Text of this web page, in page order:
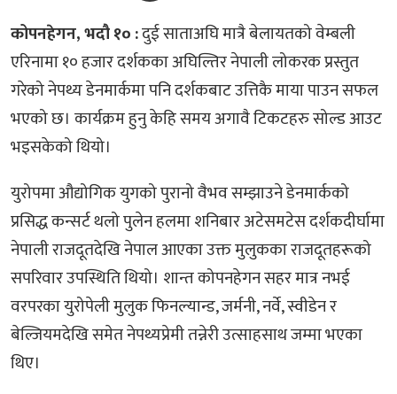
कोपनहेगन, भदौ १० :दुई साताअघि मात्रै बेलायतको वेम्बली
एरिनामा १० हजार दर्शकका अघिल्तिर नेपाली लोकरक प्रस्तुत
गरेको नेपथ्य डेनमार्कमा पनि दर्शकबाट उत्तिकै माया पाउन सफल
भएको छ। कार्यक्रम हुनु केहि समय अगावै टिकटहरु सोल्ड आउट
भइसकेको थियो।
युरोपमा औद्योगिक युगको पुरानो वैभव सम्झाउने डेनमार्कको
प्रसिद्ध कन्सर्ट थलो पुलेन हलमा शनिबार अटेसमटेस दर्शकदीर्घामा
नेपाली राजदूतदेखि नेपाल आएका उक्त मुलुकका राजदूतहरूको
सपरिवार उपस्थिति थियो। शान्त कोपनहेगन सहर मात्र नभई
वरपरका युरोपेली मुलुक फिनल्यान्ड, जर्मनी, नर्वे, स्वीडेन र
बेल्जियमदेखि समेत नेपथ्यप्रेमी तन्नेरी उत्साहसाथ जम्मा भएका
थिए।